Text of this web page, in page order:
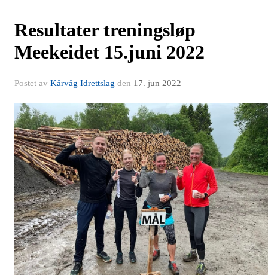
Resultater treningsløp
Meekeidet 15.juni 2022
Postet av Kårvåg Idrettslag den 17. jun 2022